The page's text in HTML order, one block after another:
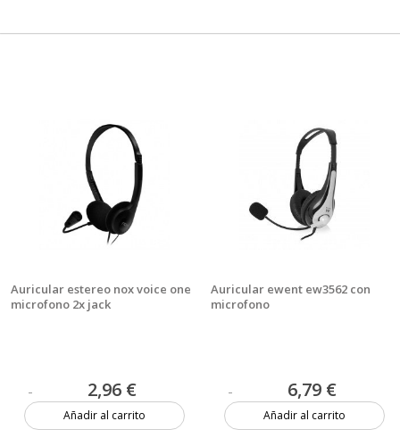
Auricular estereo nox voice one
microfono 2x jack
2,96 €
Añadir al carrito
Auricular ewent ew3562 con
microfono
6,79 €
Añadir al carrito